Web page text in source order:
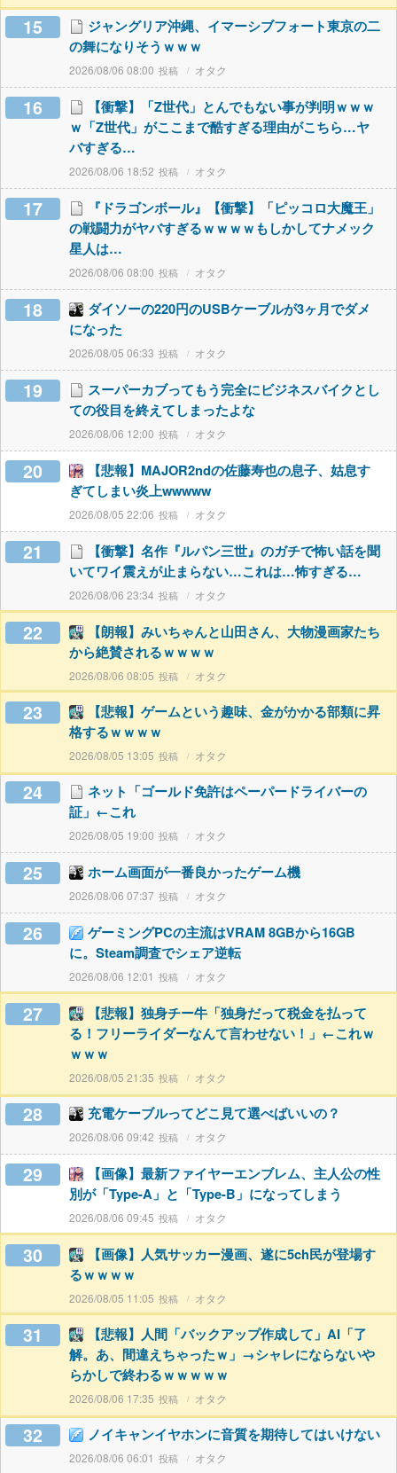
15
ジャングリア沖縄、イマーシブフォート東京の二
の舞になりそうｗｗｗ
2026/08/06 08:00 オタク
16
【衝撃】「Z世代」とんでもない事が判明ｗｗｗ
ｗ「Z世代」がここまで酷すぎる理由がこちら…ヤ
バすぎる…
2026/08/06 18:52 オタク
17
『ドラゴンボール』【衝撃】「ピッコロ大魔王」
の戦闘力がヤバすぎるｗｗｗｗもしかしてナメック
星人は…
2026/08/06 08:00 オタク
18
ダイソーの220円のUSBケーブルが3ヶ月でダメ
になった
2026/08/05 06:33 オタク
19
スーパーカブってもう完全にビジネスバイクとし
ての役目を終えてしまったよな
2026/08/06 12:00 オタク
20
【悲報】MAJOR2ndの佐藤寿也の息子、姑息す
ぎてしまい炎上wwwww
2026/08/05 22:06 オタク
21
【衝撃】名作『ルパン三世』のガチで怖い話を聞
いてワイ震えが止まらない…これは…怖すぎる…
2026/08/06 23:34 オタク
22
【朗報】みいちゃんと山田さん、大物漫画家たち
から絶賛されるｗｗｗｗ
2026/08/06 08:05 オタク
23
【悲報】ゲームという趣味、金がかかる部類に昇
格するｗｗｗｗ
2026/08/05 13:05 オタク
24
ネット「ゴールド免許はペーパードライバーの
証」←これ
2026/08/05 19:00 オタク
25 ホーム画面が一番良かったゲーム機
2026/08/06 07:37 オタク
26
ゲーミングPCの主流はVRAM 8GBから16GB
に。Steam調査でシェア逆転
2026/08/06 12:01 オタク
27
【悲報】独身チー牛「独身だって税金を払って
る！フリーライダーなんて言わせない！」←これｗ
ｗｗｗ
2026/08/05 21:35 オタク
28 充電ケーブルってどこ見て選べばいいの？
2026/08/06 09:42 オタク
29
【画像】最新ファイヤーエンブレム、主人公の性
別が「Type-A」と「Type-B」になってしまう
2026/08/06 09:45 オタク
30
【画像】人気サッカー漫画、遂に5ch民が登場す
るｗｗｗｗ
2026/08/05 11:05 オタク
31
【悲報】人間「バックアップ作成して」AI「了
解。あ、間違えちゃったｗ」→シャレにならないや
らかしで終わるｗｗｗｗｗ
2026/08/06 17:35 オタク
32 ノイキャンイヤホンに音質を期待してはいけない
2026/08/06 06:01 オタク